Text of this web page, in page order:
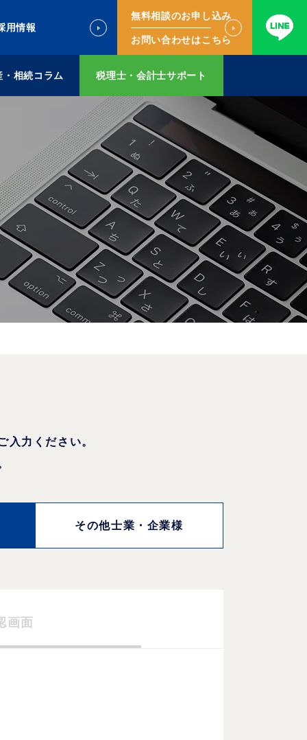
用情報
無料相談のお申し込み
お問い合わせはこちら
・相続コラム 税理士・会計士サポート
入力ください。
その他士業・企業様
画面